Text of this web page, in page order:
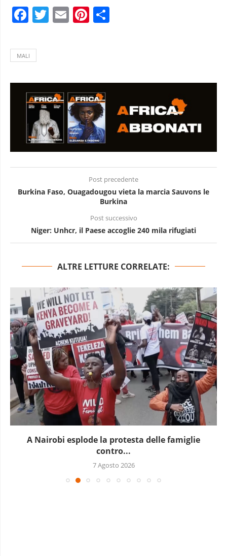
Facebook
Twitter
EmailPinterest
MALI
Post precedente
Burkina Faso, Ouagadougou vieta la marcia Sauvons le
Burkina
Post successivo
Niger: Unhcr, il Paese accoglie 240 mila rifugiati
ALTRE LETTURE CORRELATE:
A Nairobi esplode la protesta delle famiglie
contro...
7 Agosto 2026